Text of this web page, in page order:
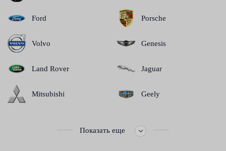
Ford
Volvo
Land Rover
Mitsubishi
Porsche
Genesis
Jaguar
Geely
Показать еще